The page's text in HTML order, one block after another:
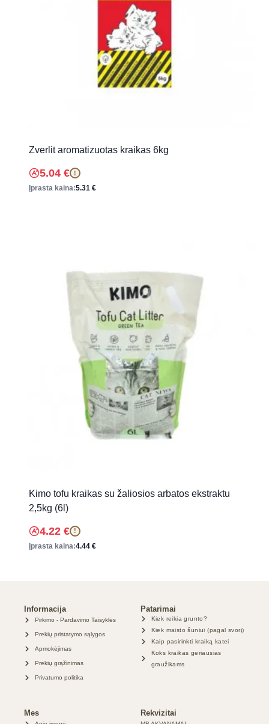
Zverlit aromatizuotas kraikas 6kg
5.04 € !
Įprasta kaina:5.31 €
Kimo tofu kraikas su žaliosios arbatos ekstraktu
2,5kg (6l)
4.22 € !
Įprasta kaina:4.44 €
Informacija
Pirkimo - Pardavimo Taisyklės
Prekių pristatymo sąlygos
Apmokėjimas
Prekių grąžinimas
Privatumo politika
Patarimai
Kiek reikia grunto?
Kiek maisto šuniui (pagal svorį)
Kaip pasirinkti kraiką katei
Koks kraikas geriausias
graužikams
Mes Rekvizitai